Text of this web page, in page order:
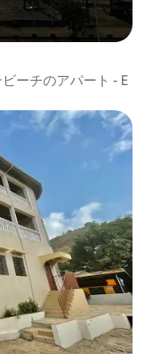
ーチのアパート - E